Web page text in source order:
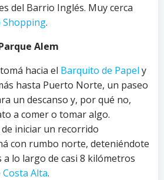
del Barrio Inglés. Muy cerca
Shopping.
Alem
hacia el Barquito de Papel y
hasta Puerto Norte, un paseo
un descanso y, por qué no,
a comer o tomar algo.
iniciar un recorrido
con rumbo norte, deteniéndote
lo largo de casi 8 kilómetros
Costa Alta.